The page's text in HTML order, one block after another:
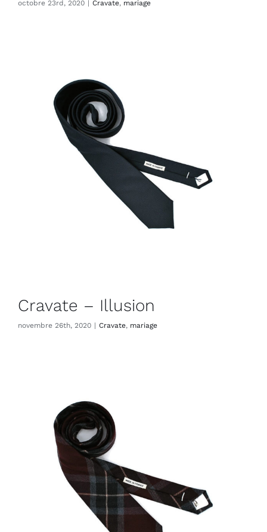
octobre 23rd, 2020 | Cravate, mariage
Cravate – Illusion
novembre 26th, 2020 | Cravate, mariage